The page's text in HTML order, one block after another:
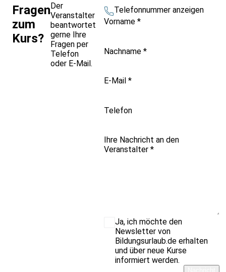
Fragen
zum
Kurs?
Der
Veranstalter
beantwortet
gerne Ihre
Fragen per
Telefon
oder E-Mail.
Telefonnummer anzeigen
Vorname *
Nachname *
E-Mail *
Telefon
Ihre Nachricht an den
Veranstalter *
Ja, ich möchte den
Newsletter von
Bildungsurlaub.de erhalten
und über neue Kurse
informiert werden.